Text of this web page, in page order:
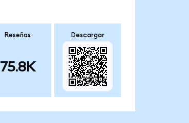
Reseñas
75.8K
Descargar